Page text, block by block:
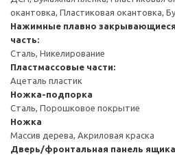
окантовка, Пластиковая окантовка,
Нажимные плавно
часть:
Сталь, Никелирование
Пластмассовые части:
Ацеталь пластик
Ножка-подпорка
Сталь, Порошковое покрытие
Ножка
Массив дерева, Акриловая краска
Дверь/фронтальная панель ящика